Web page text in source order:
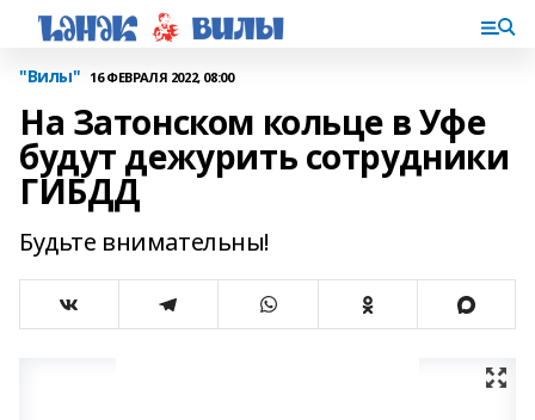
"Вилы" 16 ФЕВРАЛЯ 2022, 08:00
На Затонском кольце в Уфе
будут дежурить сотрудники
ГИБДД
Будьте внимательны!